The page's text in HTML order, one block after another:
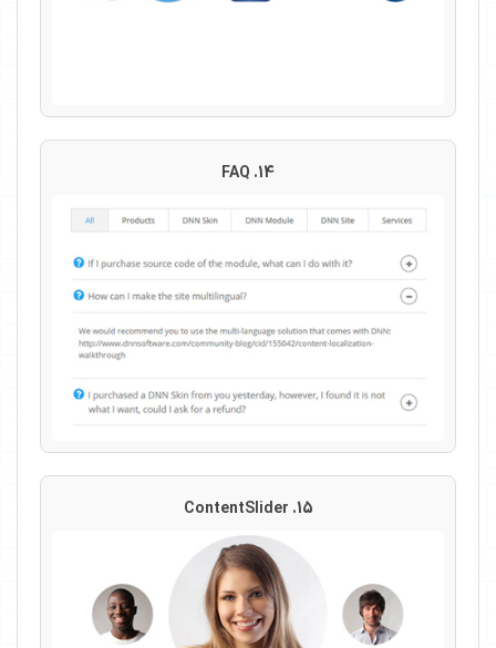
14. FAQ
15. ContentSlider